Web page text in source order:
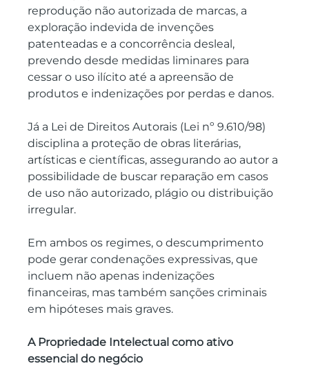
reprodução não autorizada de marcas, a
exploração indevida de invenções
patenteadas e a concorrência desleal,
prevendo desde medidas liminares para
cessar o uso ilícito até a apreensão de
produtos e indenizações por perdas e danos.
Já a Lei de Direitos Autorais (Lei nº 9.610/98)
disciplina a proteção de obras literárias,
artísticas e científicas, assegurando ao autor a
possibilidade de buscar reparação em casos
de uso não autorizado, plágio ou distribuição
irregular.
Em ambos os regimes, o descumprimento
pode gerar condenações expressivas, que
incluem não apenas indenizações
financeiras, mas também sanções criminais
em hipóteses mais graves.
A Propriedade Intelectual como ativo
essencial do negócio